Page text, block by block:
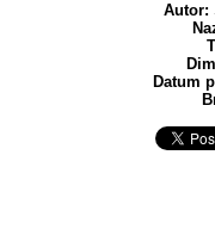
Autor:
Datum